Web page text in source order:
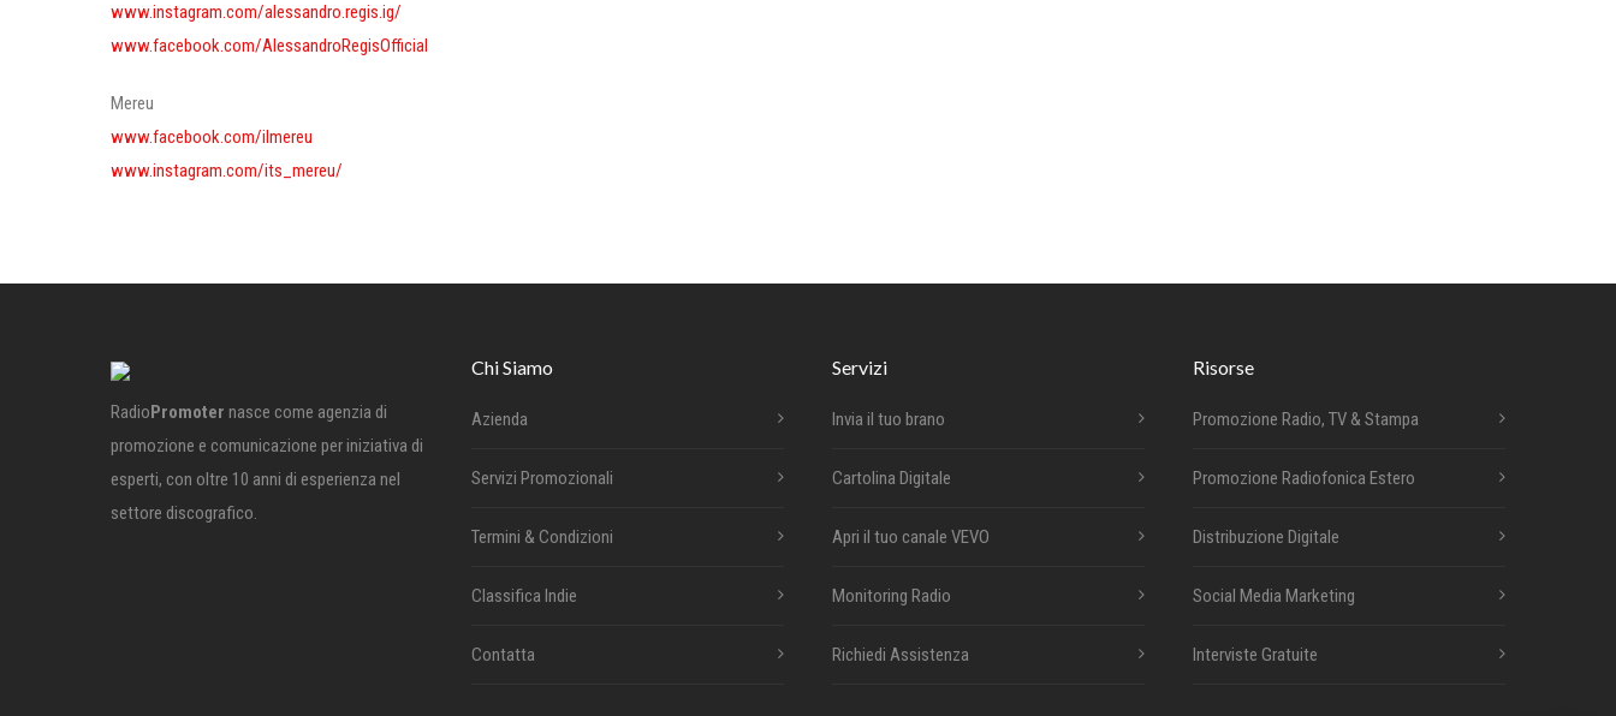
www.instagram.com/alessandro.regis.ig/
www.facebook.com/AlessandroRegisOfficial
Mereu
www.facebook.com/ilmereu
www.instagram.com/its_mereu/
Radio Promoter nasce come agenzia di
promozione e comunicazione per iniziativa di
esperti, con oltre 10 anni di esperienza nel
settore discografico.
Chi Siamo
Azienda
Servizi Promozionali
Termini & Condizioni
Classifica Indie
Contatta
Servizi
Invia il tuo brano
Cartolina Digitale
Apri il tuo canale VEVO
Monitoring Radio
Richiedi Assistenza
Risorse
Promozione Radio, TV & Stampa
Promozione Radiofonica Estero
Distribuzione Digitale
Social Media Marketing
Interviste Gratuite